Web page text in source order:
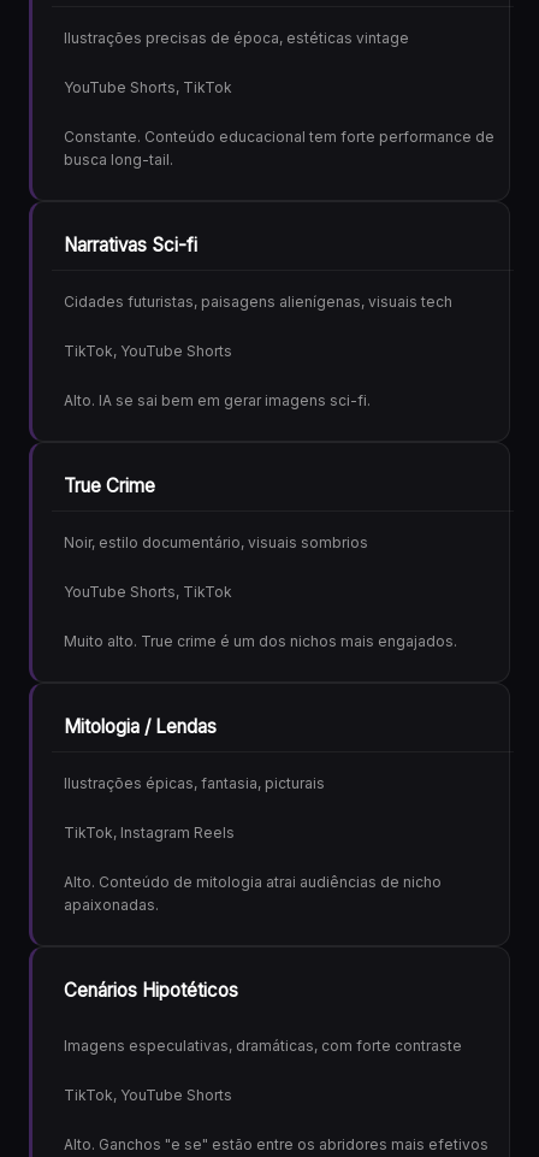
Ilustrações precisas de época, estéticas vintage
YouTube Shorts, TikTok
Constante. Conteúdo educacional tem forte performance de
busca long-tail.
Narrativas Sci-fi
Cidades futuristas, paisagens alienígenas, visuais tech
TikTok, YouTube Shorts
Alto. IA se sai bem em gerar imagens sci-fi.
True Crime
Noir, estilo documentário, visuais sombrios
YouTube Shorts, TikTok
Muito alto. True crime é um dos nichos mais engajados.
Mitologia / Lendas
Ilustrações épicas, fantasia, picturais
TikTok, Instagram Reels
Alto. Conteúdo de mitologia atrai audiências de nicho
apaixonadas.
Cenários Hipotéticos
Imagens especulativas, dramáticas, com forte contraste
TikTok, YouTube Shorts
Alto. Ganchos "e se" estão entre os abridores mais efetivos